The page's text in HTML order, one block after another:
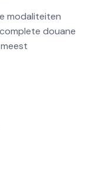
modaliteiten
douane